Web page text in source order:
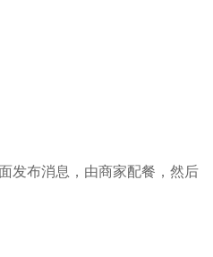
发布消息，由商家配餐，然后